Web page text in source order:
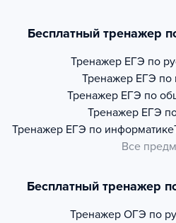
Бесплатный тренажер
Тренажер ЕГЭ по
Тренажер ЕГЭ по
Тренажер ЕГЭ по
Тренажер ЕГЭ
Тренажер ЕГЭ по информатике
Все
Бесплатный тренажер
Тренажер ОГЭ по